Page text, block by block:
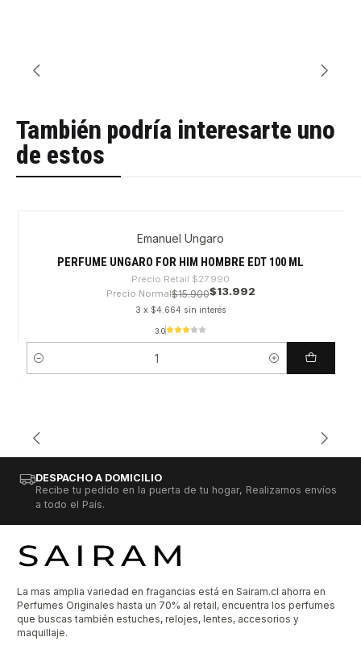
También podría interesarte uno
de estos
Emanuel Ungaro
PERFUME UNGARO FOR HIM HOMBRE EDT 100 ML
Precio Retail $27.990
Precio Normal$15.900$13.992
3 x $4.664 sin interés
3.0
Cantidad
DESPACHO A DOMICILIO
Recibe tu pedido en la puerta de tu hogar, Realizamos envíos
a todo el País.
La mas amplia variedad en fragancias está en Sairam.cl ahorra en
Perfumes Originales hasta un 70% al retail, encuentra los perfumes
que buscas también estuches, relojes, lentes, accesorios y
maquillaje.